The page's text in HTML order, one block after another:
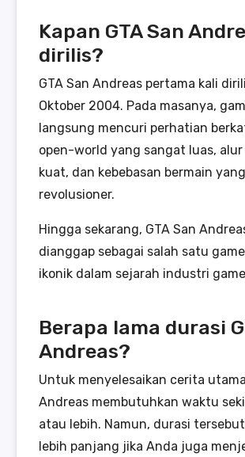
Kapan GTA San
dirilis?
GTA San Andreas pertama kali
Oktober 2004. Pada masanya,
langsung mencuri perhatian
open-world yang sangat luas,
kuat, dan kebebasan bermain
revolusioner.
Hingga sekarang, GTA San
dianggap sebagai salah satu
ikonik dalam sejarah industri
Berapa lama durasi
Andreas?
Untuk menyelesaikan cerita
Andreas membutuhkan waktu
atau lebih. Namun, durasi
lebih panjang jika Anda juga